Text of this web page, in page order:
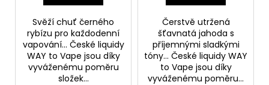
Svěží chuť černého
rybízu pro každodenní
vapování... České liquidy
WAY to Vape jsou díky
vyváženému poměru
složek...
Čerstvě utržená
šťavnatá jahoda s
příjemnými sladkými
tóny... České liquidy WAY
to Vape jsou díky
vyváženému poměru...